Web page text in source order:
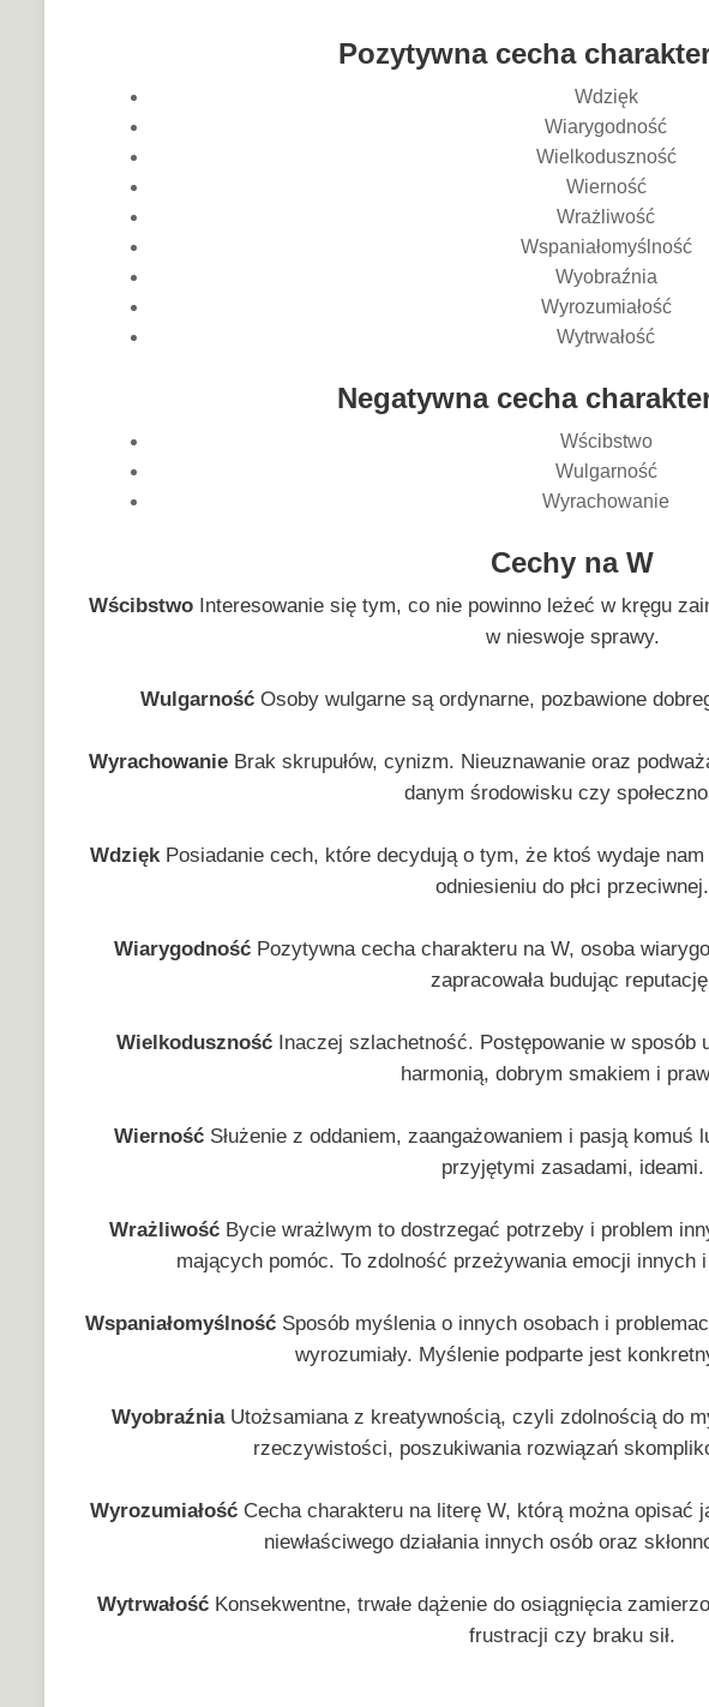
Pozytywna cecha
Wdzięk
Wiarygodność
Wielkoduszność
Wierność
Wrażliwość
Wspaniałomyślność
Wyobraźnia
Wyrozumiałość
Wytrwałość
Negatywna cecha
Wścibstwo
Wulgarność
Wyrachowanie
Cechy na W
Wścibstwo Interesowanie się tym, co nie powinno leżeć w kręgu
w nieswoje sprawy.
WulgarnośćOsoby wulgarne są ordynarne, pozbawione
Wyrachowanie Brak skrupułów, cynizm. Nieuznawanie oraz
danym środowisku czy
WdziękPosiadanie cech, które decydują o tym, że ktoś wydaje
odniesieniu do płci przeciwnej.
WiarygodnośćPozytywna cecha charakteru na W, osoba
zapracowała budując
WielkodusznośćInaczej szlachetność. Postępowanie w sposób
harmonią, dobrym smakiem i
WiernośćSłużenie z oddaniem, zaangażowaniem i pasją komuś
przyjętymi zasadami, ideami.
Wrażliwość Bycie wrażlwym to dostrzegać potrzeby i problem
mających pomóc. To zdolność przeżywania emocji innych
Wspaniałomyślność Sposób myślenia o innych osobach i
wyrozumiały. Myślenie podparte jest
WyobraźniaUtożsamiana z kreatywnością, czyli zdolnością do
rzeczywistości, poszukiwania rozwiązań
WyrozumiałośćCecha charakteru na literę W, którą można opisać
niewłaściwego działania innych osób oraz
Wytrwałość Konsekwentne, trwałe dążenie do osiągnięcia
frustracji czy braku sił.